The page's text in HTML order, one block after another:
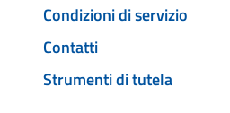
Condizioni di servizio
Contatti
Strumenti di tutela